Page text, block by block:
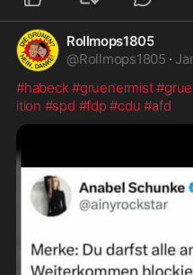
Rollmops1805
@Rollmops1805 ·
#habeck#gruenermist
ition #spd #fdp #cdu #afd